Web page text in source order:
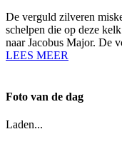
De verguld zilveren
schelpen die op deze
naar Jacobus Major. De
LEES MEER
Foto van de dag
Laden...